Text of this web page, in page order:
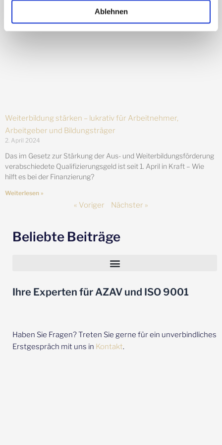
Ablehnen
Weiterbildung stärken – lukrativ für Arbeitnehmer,
Arbeitgeber und Bildungsträger
2. April 2024
Das im Gesetz zur Stärkung der Aus- und Weiterbildungsförderung
verabschiedete Qualifizierungsgeld ist seit 1. April in Kraft – Wie
hilft es bei der Finanzierung?
Weiterlesen »
« Voriger Nächster »
Beliebte Beiträge
Ihre Experten für AZAV und ISO 9001
Haben Sie Fragen? Treten Sie gerne für ein unverbindliches
Erstgespräch mit uns in Kontakt.